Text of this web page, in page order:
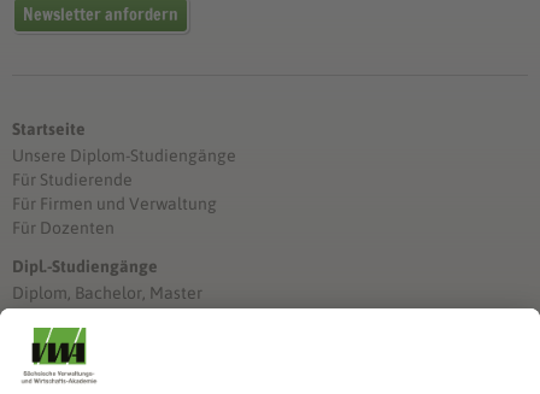
Newsletter anfordern
Startseite
Unsere Diplom-Studiengänge
Für Studierende
Für Firmen und Verwaltung
Für Dozenten
Dipl.-Studiengänge
Diplom, Bachelor, Master
Stimmen unserer Absolventinnen und Absolventen